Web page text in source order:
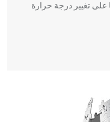
على تغيير درجة حرارة
في جروح الرأس. ويعود